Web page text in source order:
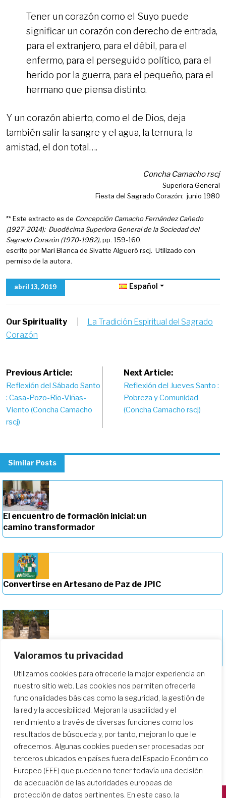
Valoramos tu privacidad
Utilizamos cookies para ofrecerle la mejor experiencia en
nuestro sitio web. Las cookies nos permiten ofrecerle
funcionalidades básicas como la seguridad, la gestión de
la red y la accesibilidad. Mejoran la usabilidad y el
rendimiento a través de diversas funciones como los
resultados de búsqueda y, por tanto, mejoran lo que le
ofrecemos. Algunas cookies pueden ser procesadas por
terceros ubicados en países fuera del Espacio Económico
Europeo (EEE) que pueden no tener todavía una decisión
de adecuación de las autoridades europeas de
protección de datos pertinentes. En este caso, la
Tener un corazón como el Suyo puede
significar un corazón con derecho de entrada,
para el extranjero, para el débil, para el
enfermo, para el perseguido político, para el
herido por la guerra, para el pequeño, para el
hermano que piensa distinto.
Y un corazón abierto, como el de Dios, deja
también salir la sangre y el agua, la ternura, la
amistad, el don total….
Concha Camacho rscj
Superiora General
Fiesta del Sagrado Corazón: junio 1980
** Este extracto es de Concepción Camacho Fernández Cañedo
(1927-2014): Duodécima Superiora General de la Sociedad del
Sagrado Corazón (1970-1982),pp. 159-160,
escrito por Mari Blanca de Sivatte Algueró rscj. Utilizado con
permiso de la autora.
abril 13, 2019 Español
Our Spirituality
La Tradición Espiritual del Sagrado
Corazón
Post
navigation
Previous Article:
Reflexión del Sábado Santo
: Casa-Pozo-Río-Viñas-
Viento (Concha Camacho
rscj)
Next Article:
Reflexión del Jueves Santo :
Pobreza y Comunidad
(Concha Camacho rscj)
Similar Posts
El encuentro de formación inicial: un
camino transformador
Convertirse en Artesano de Paz de JPIC
formación